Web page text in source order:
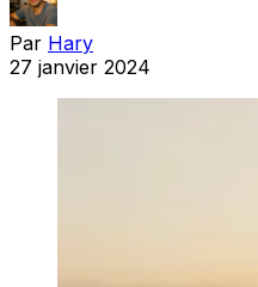
Par Hary
27 janvier 2024